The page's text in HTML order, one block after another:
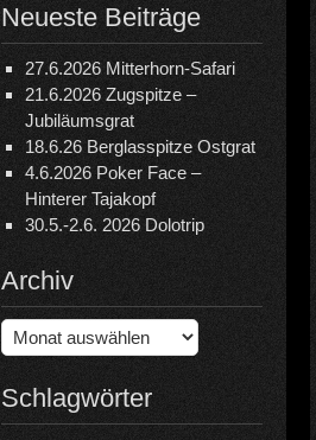
Neueste Beiträge
27.6.2026 Mitterhorn-Safari
21.6.2026 Zugspitze –
Jubiläumsgrat
18.6.26 Berglasspitze Ostgrat
4.6.2026 Poker Face –
Hinterer Tajakopf
30.5.-2.6. 2026 Dolotrip
Archiv
Archiv
Schlagwörter